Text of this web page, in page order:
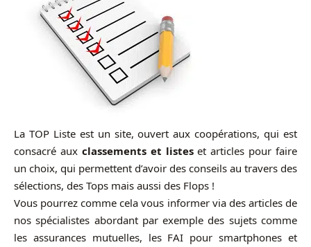
La TOP Liste est un site, ouvert aux coopérations, qui est
consacré aux classements et listeset articles pour faire
un choix, qui permettent d’avoir des conseils au travers des
sélections, des Tops mais aussi des Flops !
Vous pourrez comme cela vous informer via des articles de
nos spécialistes abordant par exemple des sujets comme
les assurances mutuelles, les FAI pour smartphones et